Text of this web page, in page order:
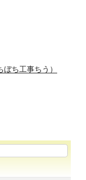
ち工事ちう）